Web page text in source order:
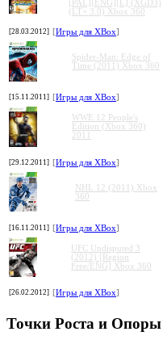
[PAL][ENG][L] (XGD3)
(LT+ 3.0) Xbox 360
[28.03.2012] [Игры для XBox]
Spider-Man: Edge of
Time (2011) Xbox 360
[15.11.2011] [Игры для XBox]
WWE 12 People's
Edition (Xbox 360)
2011
[29.12.2011] [Игры для XBox]
NHL 12 (2011) Xbox
360
[16.11.2011] [Игры для XBox]
UFC Undisputed 3
(2012) [Region
Free/ENG] Xbox 360
[26.02.2012] [Игры для XBox]
Точки Роста и Опоры